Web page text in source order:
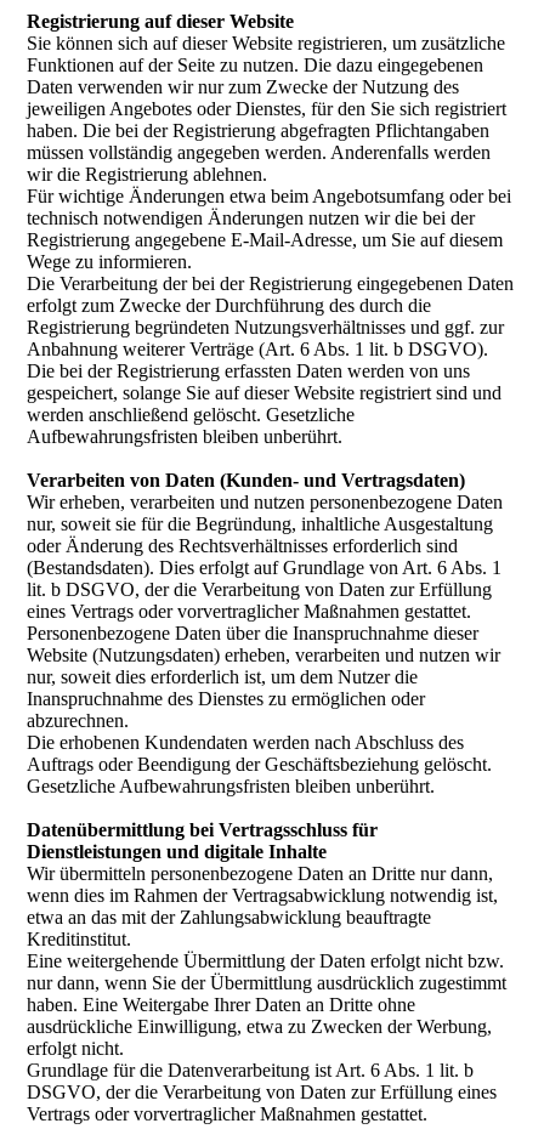
Registrierung auf dieser Website
Sie können sich auf dieser Website registrieren, um zusätzliche
Funktionen auf der Seite zu nutzen. Die dazu eingegebenen
Daten verwenden wir nur zum Zwecke der Nutzung des
jeweiligen Angebotes oder Dienstes, für den Sie sich registriert
haben. Die bei der Registrierung abgefragten Pflichtangaben
müssen vollständig angegeben werden. Anderenfalls werden
wir die Registrierung ablehnen.
Für wichtige Änderungen etwa beim Angebotsumfang oder bei
technisch notwendigen Änderungen nutzen wir die bei der
Registrierung angegebene E-Mail-Adresse, um Sie auf diesem
Wege zu informieren.
Die Verarbeitung der bei der Registrierung eingegebenen Daten
erfolgt zum Zwecke der Durchführung des durch die
Registrierung begründeten Nutzungsverhältnisses und ggf. zur
Anbahnung weiterer Verträge (Art. 6 Abs. 1 lit. b DSGVO).
Die bei der Registrierung erfassten Daten werden von uns
gespeichert, solange Sie auf dieser Website registriert sind und
werden anschließend gelöscht. Gesetzliche
Aufbewahrungsfristen bleiben unberührt.
Verarbeiten von Daten (Kunden- und Vertragsdaten)
Wir erheben, verarbeiten und nutzen personenbezogene Daten
nur, soweit sie für die Begründung, inhaltliche Ausgestaltung
oder Änderung des Rechtsverhältnisses erforderlich sind
(Bestandsdaten). Dies erfolgt auf Grundlage von Art. 6 Abs. 1
lit. b DSGVO, der die Verarbeitung von Daten zur Erfüllung
eines Vertrags oder vorvertraglicher Maßnahmen gestattet.
Personenbezogene Daten über die Inanspruchnahme dieser
Website (Nutzungsdaten) erheben, verarbeiten und nutzen wir
nur, soweit dies erforderlich ist, um dem Nutzer die
Inanspruchnahme des Dienstes zu ermöglichen oder
abzurechnen.
Die erhobenen Kundendaten werden nach Abschluss des
Auftrags oder Beendigung der Geschäftsbeziehung gelöscht.
Gesetzliche Aufbewahrungsfristen bleiben unberührt.
Datenübermittlung bei Vertragsschluss für
Dienstleistungen und digitale Inhalte
Wir übermitteln personenbezogene Daten an Dritte nur dann,
wenn dies im Rahmen der Vertragsabwicklung notwendig ist,
etwa an das mit der Zahlungsabwicklung beauftragte
Kreditinstitut.
Eine weitergehende Übermittlung der Daten erfolgt nicht bzw.
nur dann, wenn Sie der Übermittlung ausdrücklich zugestimmt
haben. Eine Weitergabe Ihrer Daten an Dritte ohne
ausdrückliche Einwilligung, etwa zu Zwecken der Werbung,
erfolgt nicht.
Grundlage für die Datenverarbeitung ist Art. 6 Abs. 1 lit. b
DSGVO, der die Verarbeitung von Daten zur Erfüllung eines
Vertrags oder vorvertraglicher Maßnahmen gestattet.